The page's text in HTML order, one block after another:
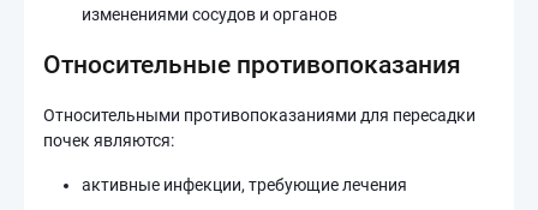
изменениями сосудов и органов
Относительные противопоказания
Относительными противопоказаниями для пересадки
почек являются:
активные инфекции, требующие лечения